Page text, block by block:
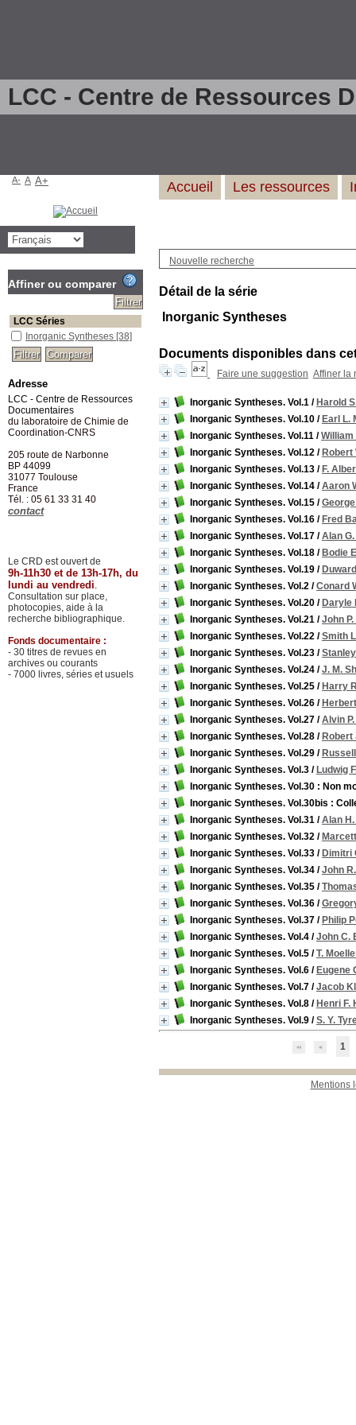
LCC - Centre de Ressources
Nouvelle recherche
Détail de la série
Inorganic Syntheses
Documents disponibles dans
Faire une suggestion Affiner la
Inorganic Syntheses. Vol.1 / Harold
Inorganic Syntheses. Vol.10 / Earl L.
Inorganic Syntheses. Vol.11 /William
Inorganic Syntheses. Vol.12 / Robert
Inorganic Syntheses. Vol.13 / F.
Inorganic Syntheses. Vol.14 /Aaron
Inorganic Syntheses. Vol.15 /
Inorganic Syntheses. Vol.16 / Fred
Inorganic Syntheses. Vol.17 /Alan
Inorganic Syntheses. Vol.18 / Bodie
Inorganic Syntheses. Vol.19 /
Inorganic Syntheses. Vol.2 /Conard
Inorganic Syntheses. Vol.20 / Daryle
Inorganic Syntheses. Vol.21 /John
Inorganic Syntheses. Vol.22 /Smith
Inorganic Syntheses. Vol.23 /
Inorganic Syntheses. Vol.24 /J. M.
Inorganic Syntheses. Vol.25 / Harry
Inorganic Syntheses. Vol.26 /
Inorganic Syntheses. Vol.27 /Alvin
Inorganic Syntheses. Vol.28 / Robert
Inorganic Syntheses. Vol.29 /
Inorganic Syntheses. Vol.3 / Ludwig
Inorganic Syntheses. Vol.30 : Non
Inorganic Syntheses. Vol.30bis :
Inorganic Syntheses. Vol.31 /Alan
Inorganic Syntheses. Vol.32 /
Inorganic Syntheses. Vol.33 / Dimitri
Inorganic Syntheses. Vol.34 /John
Inorganic Syntheses. Vol.35 /
Inorganic Syntheses. Vol.36 /
Inorganic Syntheses. Vol.37 / Philip
Inorganic Syntheses. Vol.4 /John C.
Inorganic Syntheses. Vol.5 /T.
Inorganic Syntheses. Vol.6 / Eugene
Inorganic Syntheses. Vol.7 /Jacob
Inorganic Syntheses. Vol.8 / Henri F.
Inorganic Syntheses. Vol.9 /S. Y.
1
Mentions
Accueil Les ressources
A- A A+
Affiner ou comparer
LCC Séries
Inorganic Syntheses [38]
Adresse
LCC - Centre de Ressources
Documentaires
du laboratoire de Chimie de
Coordination-CNRS
205 route de Narbonne
BP 44099
31077 Toulouse
France
Tél. : 05 61 33 31 40
contact
Le CRD est ouvert de
9h-11h30 et de 13h-17h, du
lundi au vendredi.
Consultation sur place,
photocopies, aide à la
recherche bibliographique.
Fonds documentaire :
- 30 titres de revues en
archives ou courants
- 7000 livres, séries et usuels